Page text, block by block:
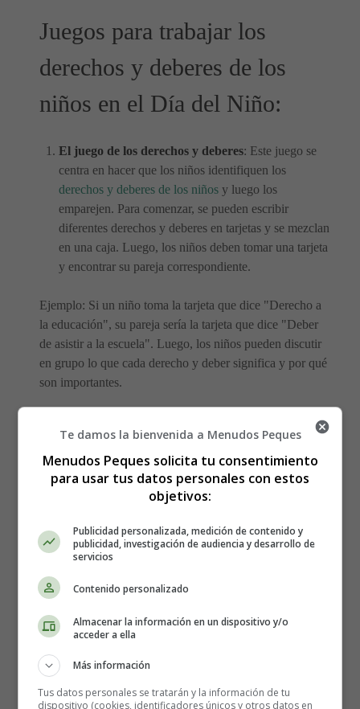
Juegos para trabajar los
derechos y deberes de los
niños en el Día del Niño:
El juego de los derechos y deberes: Este juego se
centra en hacer que los niños identifiquen los
derechos y deberes de los niños y luego los
emparejen. Para comenzar, se pueden escribir
diferentes derechos y deberes en tarjetas y se mezclan
en una caja. Luego, los niños deben tomar una tarjeta
y encontrar su pareja correspondiente.
Ejemplo: Si un niño toma la tarjeta que dice "Derecho a
la educación", su pareja sería la tarjeta que dice "Deber
de asistir a la escuela". Luego, los niños pueden discutir
en grupo lo que cada derecho y deber significa y por qué
son importantes.
juego, los organizadores pueden esconder imágenes o
tarjetas que representen diferentes derechos de los
niños en diferentes lugares del aula o de la escuela.
Los niños deben buscar estas imágenes y luego
Ejemplo: Los organizadores pueden esconder imágenes
que representen el derecho a la salud, el derecho a la
educación, el derecho a la igualdad y el derecho a un
ambiente limpio. Después de encontrar cada imagen, los
niños pueden discutir en grupo lo que cada derecho
significa y por qué son importantes.
La carrera de obstáculos de los derechos : Este
Te damos la bienvenida a Menudos Peques
Menudos Peques solicita tu consentimiento
para usar tus datos personales con estos
objetivos:
Publicidad personalizada, medición de contenido y
publicidad, investigación de audiencia y desarrollo de
servicios
Contenido personalizado
Almacenar la información en un dispositivo y/o
acceder a ella
Más información
Tus datos personales se tratarán y la información de tu
dispositivo (cookies, identificadores únicos y otros datos en